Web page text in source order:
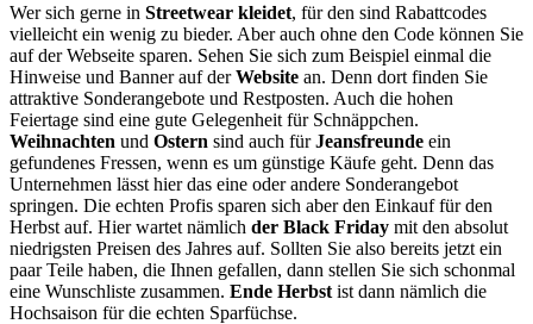
Wer sich gerne in Streetwear kleidet, für den sind Rabattcodes
vielleicht ein wenig zu bieder. Aber auch ohne den Code können Sie
auf der Webseite sparen. Sehen Sie sich zum Beispiel einmal die
Hinweise und Banner auf derWebsite an. Denn dort finden Sie
attraktive Sonderangebote und Restposten. Auch die hohen
Feiertage sind eine gute Gelegenheit für Schnäppchen.
Weihnachten und Ostern sind auch fürJeansfreunde ein
gefundenes Fressen, wenn es um günstige Käufe geht. Denn das
Unternehmen lässt hier das eine oder andere Sonderangebot
springen. Die echten Profis sparen sich aber den Einkauf für den
Herbst auf. Hier wartet nämlich der Black Friday mit den absolut
niedrigsten Preisen des Jahres auf. Sollten Sie also bereits jetzt ein
paar Teile haben, die Ihnen gefallen, dann stellen Sie sich schonmal
eine Wunschliste zusammen. Ende Herbst ist dann nämlich die
Hochsaison für die echten Sparfüchse.